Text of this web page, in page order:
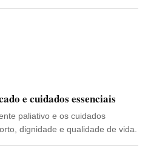
e cuidados essenciais
paliativo e os cuidados
dignidade e qualidade de vida.